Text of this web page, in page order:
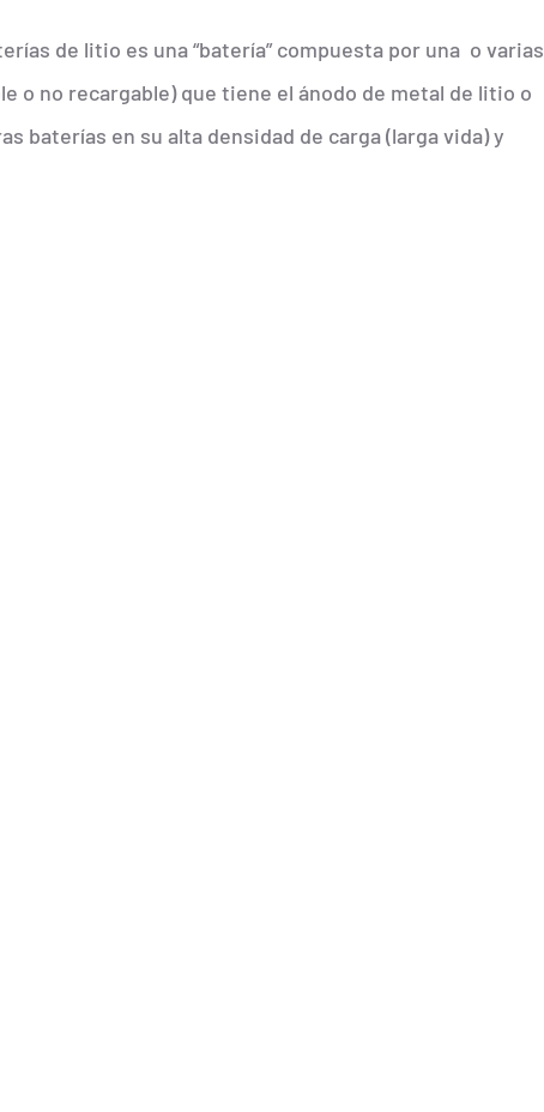
de litio es una “batería” compuesta por una o varias
o no recargable) que tiene el ánodo de metal de litio o
baterías en su alta densidad de carga (larga vida) y